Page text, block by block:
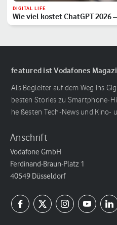
DIGITAL LIFE
Wie viel kostet ChatGPT 2026
featured ist Vodafones
Als Begleiter auf dem Weg ins
besten Stories zu Smartphone-
heißesten Tech-News und Kino-
Anschrift
Vodafone GmbH
Ferdinand-Braun-Platz 1
40549 Düsseldorf